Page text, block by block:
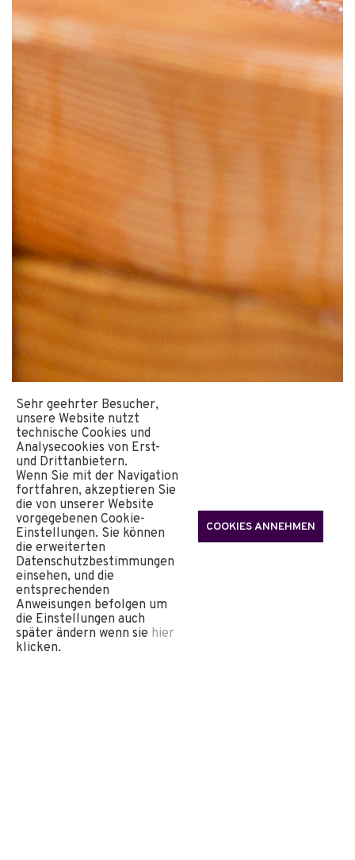
FAMILY & KIDS
Sehr geehrter Besucher,
unsere Website nutzt
technische Cookies und
Analysecookies von Erst-
und Drittanbietern.
Wenn Sie mit der Navigation
fortfahren, akzeptieren Sie
die von unserer Website
vorgegebenen Cookie-
Einstellungen. Sie können
die erweiterten
Datenschutzbestimmungen
einsehen, und die
entsprechenden
Anweisungen befolgen um
die Einstellungen auch
später ändern wenn sie hier
klicken.
COOKIES ANNEHMEN